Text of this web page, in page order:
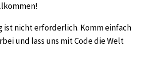
ist nicht erforderlich. Komm einfach
und lass uns mit Code die Welt